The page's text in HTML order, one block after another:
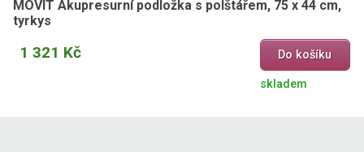
MOVIT Akupresurní podložka s polštářem, 75 x 44 cm,
tyrkys
1 321 Kč Do košíku
skladem